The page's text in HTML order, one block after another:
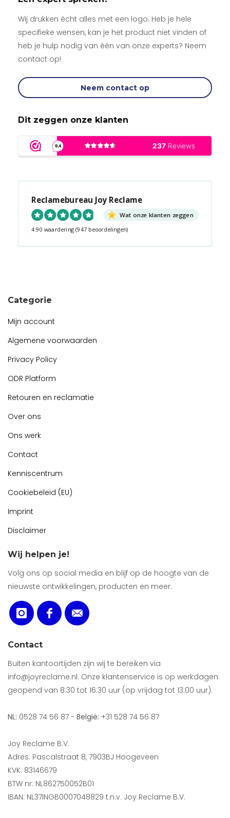
Wij drukken écht alles met een logo. Heb je hele
specifieke wensen, kan je het product niet vinden of
heb je hulp nodig van één van onze experts? Neem
contact op!
Neem contact op
Dit zeggen onze klanten
Reclamebureau Joy Reclame
Wat onze klanten zeggen
4.90 waardering (947 beoordelingen)
Categorie
Mijn account
Algemene voorwaarden
Privacy Policy
ODR Platform
Retouren en reclamatie
Over ons
Ons werk
Contact
Kenniscentrum
Cookiebeleid (EU)
Imprint
Disclaimer
Wij helpen je!
Volg ons op social media en blijf op de hoogte van de
nieuwste ontwikkelingen, producten en meer.
Contact
Buiten kantoortijden zijn wij te bereiken via
info@joyreclame.nl. Onze klantenservice is op werkdagen
geopend van 8:30 tot 16:30 uur (op vrijdag tot 13:00 uur).
NL: 0528 74 56 87 - België: +31 528 74 56 87
Joy Reclame B.V.
Adres: Pascalstraat 8, 7903BJ Hoogeveen
KVK: 83146679
BTW nr: NL862750052B01
IBAN: NL37INGB0007048829 t.n.v. Joy Reclame B.V.